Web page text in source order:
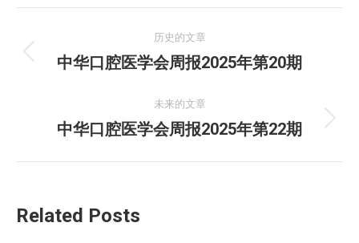
章
历史的文章
历
的
文
中华口腔医学会周报2025年第20期
未来的文章
未
中华口腔医学会周报2025年第22期
Related Posts